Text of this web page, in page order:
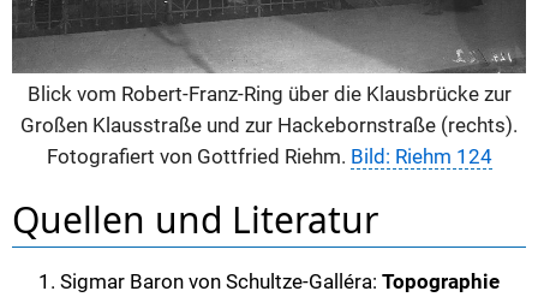
Blick vom Robert-Franz-Ring über die Klausbrücke zur
Großen Klausstraße und zur Hackebornstraße (rechts).
Fotografiert von Gottfried Riehm. Bild: Riehm 124
Quellen und Literatur
Sigmar Baron von Schultze-Galléra: Topographie